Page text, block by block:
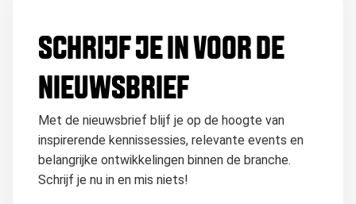
SCHRIJF JE IN VOOR DE
NIEUWSBRIEF
Met de nieuwsbrief blijf je op de hoogte van
inspirerende kennissessies, relevante events en
belangrijke ontwikkelingen binnen de branche.
Schrijf je nu in en mis niets!